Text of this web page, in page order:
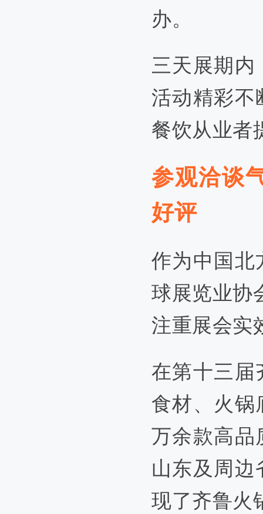
办。
三天展期内
活动精彩不
餐饮从业者
参观洽谈
好评
作为中国北
球展览业协
注重展会实
在第十三届
食材、火
万余款高品
山东及周
现了齐鲁火